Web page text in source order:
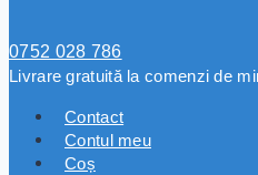
0752 028 786
Livrare gratuită la comenzi de
Contact
Contul meu
Coș